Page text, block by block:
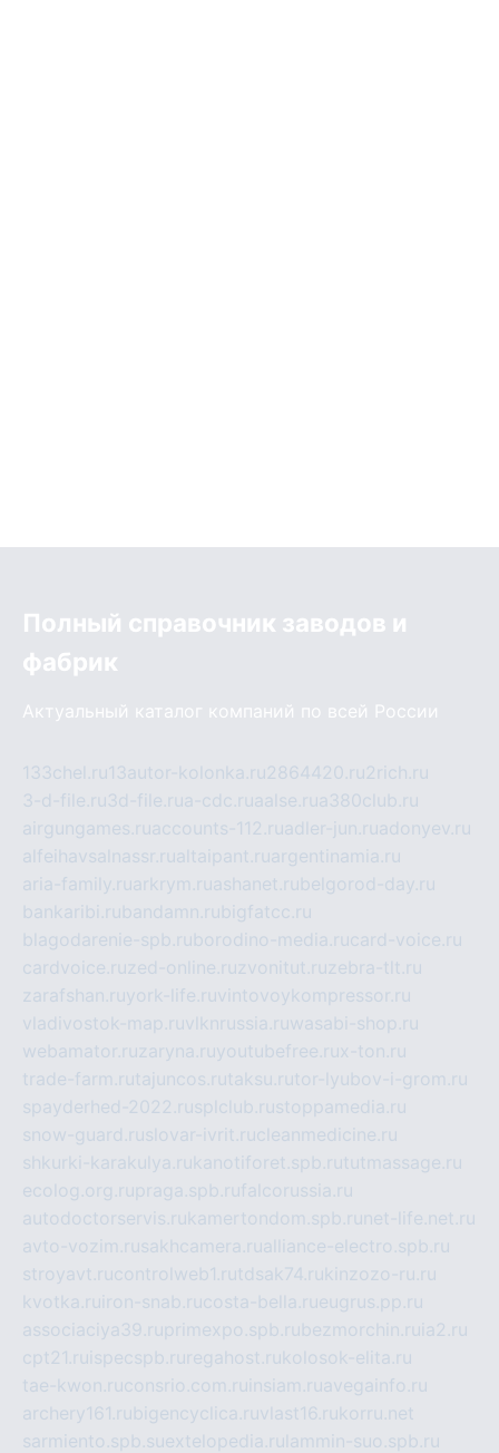
Полный справочник заводов и
фабрик
Актуальный каталог компаний по всей России
133chel.ru13autor-kolonka.ru2864420.ru2rich.ru
3-d-file.ru3d-file.rua-cdc.ruaalse.rua380club.ru
airgungames.ruaccounts-112.ruadler-jun.ruadonyev.ru
alfeihavsalnassr.rualtaipant.ruargentinamia.ru
aria-family.ruarkrym.ruashanet.rubelgorod-day.ru
bankaribi.rubandamn.rubigfatcc.ru
blagodarenie-spb.ruborodino-media.rucard-voice.ru
cardvoice.ruzed-online.ruzvonitut.ruzebra-tlt.ru
zarafshan.ruyork-life.ruvintovoykompressor.ru
vladivostok-map.ruvlknrussia.ruwasabi-shop.ru
webamator.ruzaryna.ruyoutubefree.rux-ton.ru
trade-farm.rutajuncos.rutaksu.rutor-lyubov-i-grom.ru
spayderhed-2022.rusplclub.rustoppamedia.ru
snow-guard.ruslovar-ivrit.rucleanmedicine.ru
shkurki-karakulya.rukanotiforet.spb.rututmassage.ru
ecolog.org.rupraga.spb.rufalcorussia.ru
autodoctorservis.rukamertondom.spb.ru net-life.net.ru
avto-vozim.rusakhcamera.rualliance-electro.spb.ru
stroyavt.rucontrolweb1.rutdsak74.rukinzozo-ru.ru
kvotka.ru iron-snab.rucosta-bella.rueugrus.pp.ru
associaciya39.ruprimexpo.spb.rubezmorchin.ru ia2.ru
cpt21.ru ispecspb.ru regahost.rukolosok-elita.ru
tae-kwon.ruconsrio.com.ru insiam.ruavegainfo.ru
archery161.rubigencyclica.ruvlast16.rukorru.net
sarmiento.spb.suextelopedia.ru lammin-suo.spb.ru